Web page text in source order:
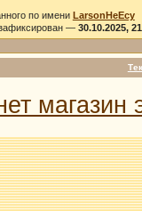
по имени LarsonHeEcy
— 30.10.2025,